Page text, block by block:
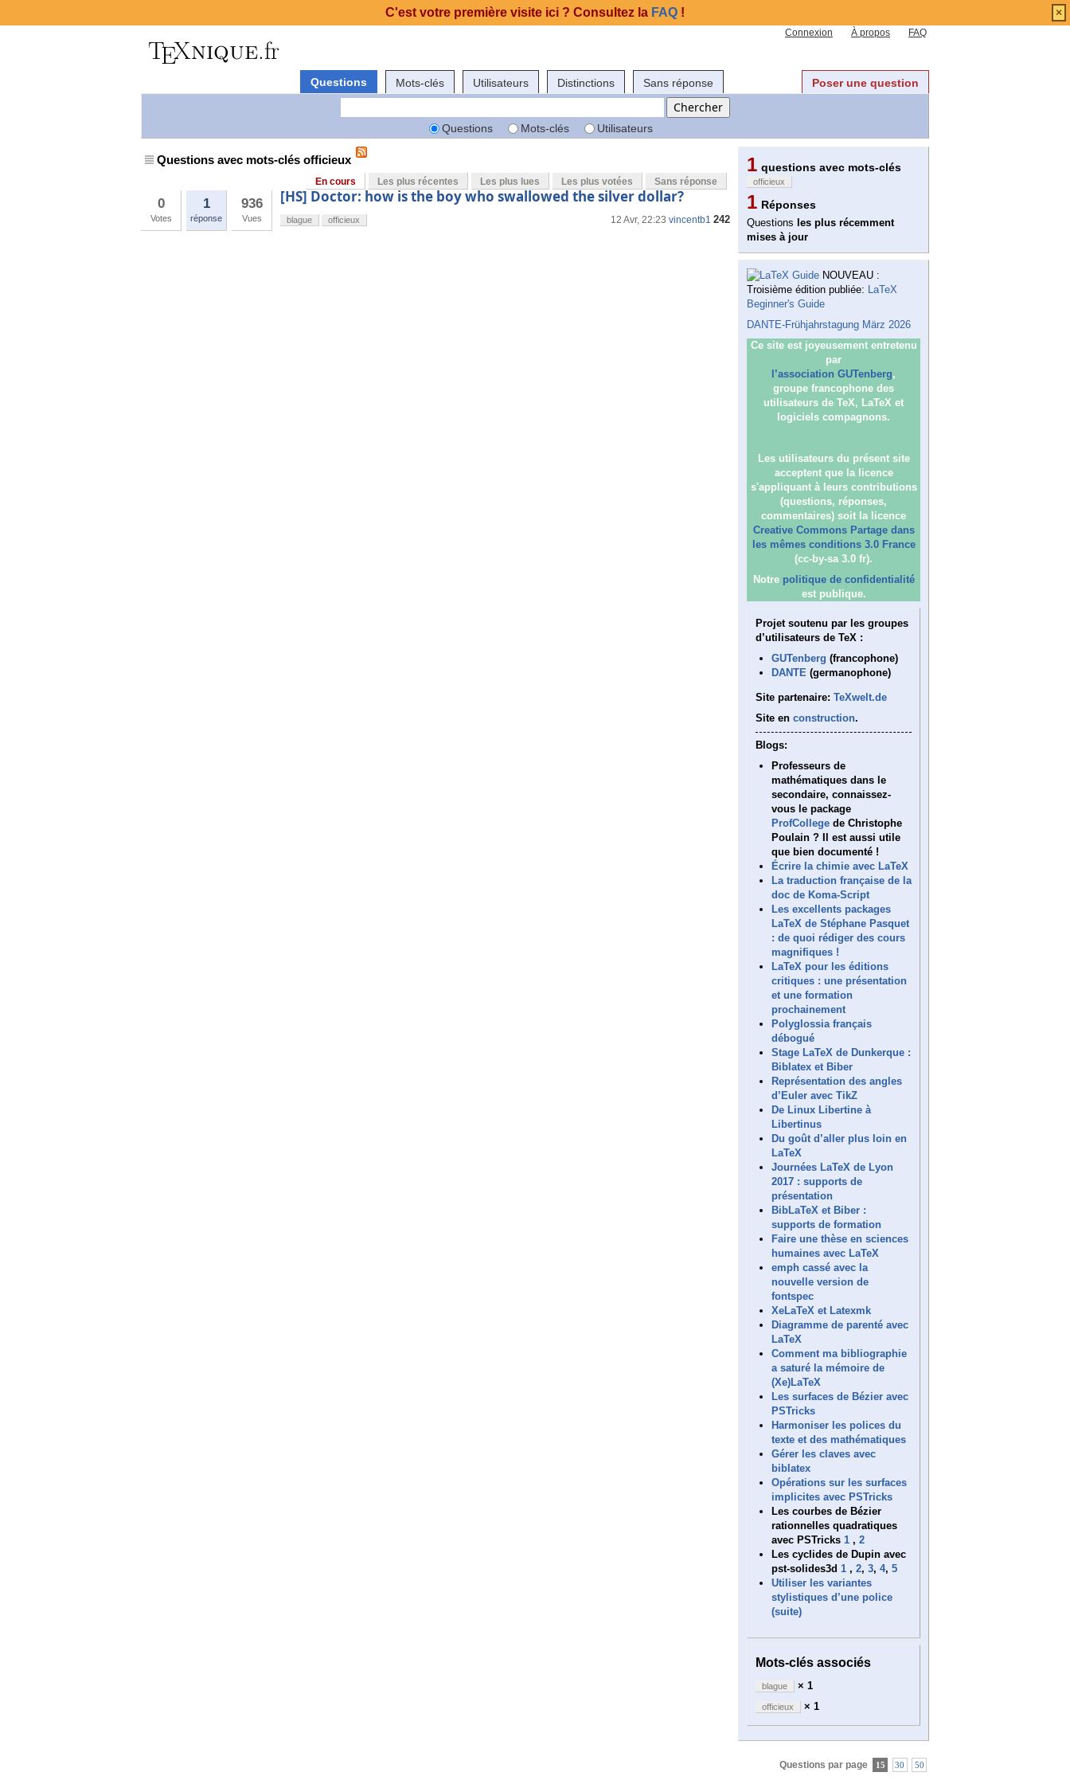
Connexion À propos FAQ
Questions Mots-clés Utilisateurs Distinctions Sans réponse Poser une question
Questions Mots-clés Utilisateurs
Questions avec mots-clés officieux
En cours Les plus récentes Les plus lues Les plus votées Sans réponse
0
Votes
1
réponse
936
Vues
[HS] Doctor: how is the boy who swallowed the silver dollar?
12 Avr, 22:23 vincentb1 242
blague officieux
1 questions avec mots-clés
officieux
1 Réponses
Questions les plus récemment
mises à jour
NOUVEAU :
Troisième édition publiée: LaTeX
Beginner's Guide
DANTE-Frühjahrstagung März 2026
Ce site est joyeusement entretenu
par
l’association GUTenberg,
groupe francophone des
utilisateurs de TeX, LaTeX et
logiciels compagnons.
Les utilisateurs du présent site
acceptent que la licence
s'appliquant à leurs contributions
(questions, réponses,
commentaires) soit la licence
Creative Commons Partage dans
les mêmes conditions 3.0 France
(cc-by-sa 3.0 fr).
Notre politique de confidentialité
est publique.
Projet soutenu par les groupes
d’utilisateurs de TeX :
GUTenberg (francophone)
DANTE (germanophone)
Site partenaire: TeXwelt.de
Site en construction.
Blogs:
Professeurs de
mathématiques dans le
secondaire, connaissez-
vous le package
ProfCollege de Christophe
Poulain ? Il est aussi utile
que bien documenté !
Écrire la chimie avec LaTeX
La traduction française de la
doc de Koma-Script
Les excellents packages
LaTeX de Stéphane Pasquet
: de quoi rédiger des cours
magnifiques !
LaTeX pour les éditions
critiques : une présentation
et une formation
prochainement
Polyglossia français
débogué
Stage LaTeX de Dunkerque :
Biblatex et Biber
Représentation des angles
d’Euler avec TikZ
De Linux Libertine à
Libertinus
Du goût d’aller plus loin en
LaTeX
Journées LaTeX de Lyon
2017 : supports de
présentation
BibLaTeX et Biber :
supports de formation
Faire une thèse en sciences
humaines avec LaTeX
emph cassé avec la
nouvelle version de
fontspec
XeLaTeX et Latexmk
Diagramme de parenté avec
LaTeX
Comment ma bibliographie
a saturé la mémoire de
(Xe)LaTeX
Les surfaces de Bézier avec
PSTricks
Harmoniser les polices du
texte et des mathématiques
Gérer les claves avec
biblatex
Opérations sur les surfaces
implicites avec PSTricks
Les courbes de Bézier
rationnelles quadratiques
avec PSTricks 1 , 2
Les cyclides de Dupin avec
pst-solides3d 1 , 2, 3, 4, 5
Utiliser les variantes
stylistiques d’une police
(suite)
Mots-clés associés
blague × 1
officieux × 1
Questions par page 15 30 50
C'est votre première visite ici ? Consultez la FAQ ! ×